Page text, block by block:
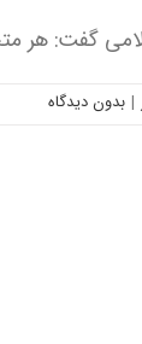
گفت: هر
| بدون ديدگاه